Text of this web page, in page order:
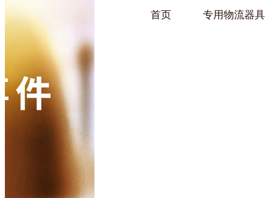
首页 专用物流器具
91免费观看视频架
变速箱托盘
发动机料架
仪表盘料架
手推车
隐藏式马桶水箱支架
汽车行业
卫浴行业